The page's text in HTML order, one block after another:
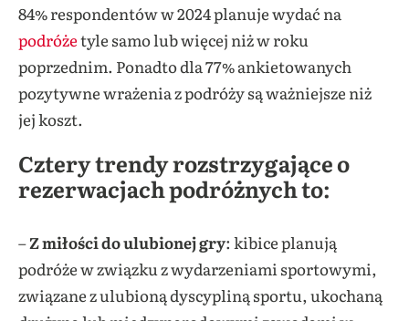
84% respondentów w 2024 planuje wydać na
podróżetyle samo lub więcej niż w roku
poprzednim. Ponadto dla 77% ankietowanych
pozytywne wrażenia z podróży są ważniejsze niż
jej koszt.
Cztery trendy rozstrzygające o
rezerwacjach podróżnych to:
–Z miłości do ulubionej gry: kibice planują
podróże w związku z wydarzeniami sportowymi,
związane z ulubioną dyscypliną sportu, ukochaną